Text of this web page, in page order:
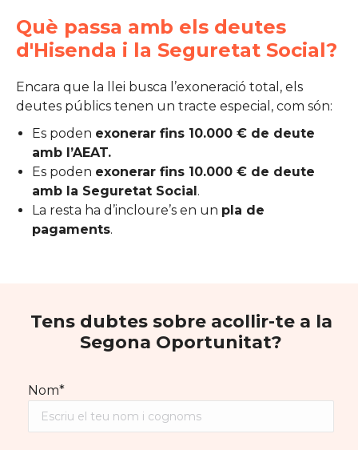
Què passa amb els deutes
d'Hisenda i la Seguretat Social?
Encara que la llei busca l’exoneració total, els
deutes públics tenen un tracte especial, com són:
Es poden exonerar fins 10.000 € de deute
amb l’AEAT.
Es poden exonerar fins 10.000 € de deute
amb la Seguretat Social.
La resta ha d’incloure’s en un pla de
pagaments.
Tens dubtes sobre acollir-te a la
Segona Oportunitat?
Nom*